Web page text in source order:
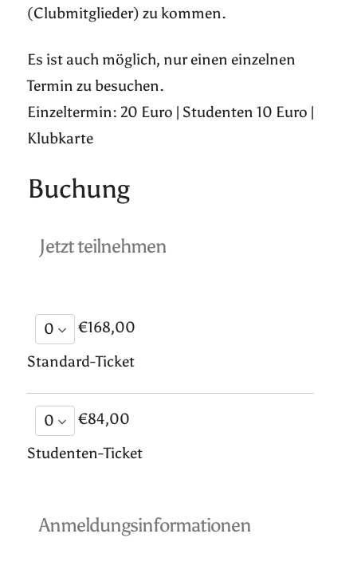
(Clubmitglieder) zu kommen.
Es ist auch möglich, nur einen einzelnen
Termin zu besuchen.
Einzeltermin: 20 Euro | Studenten 10 Euro |
Klubkarte
Buchung
Jetzt teilnehmen
€168,00
Standard-Ticket
€84,00
Studenten-Ticket
Anmeldungsinformationen